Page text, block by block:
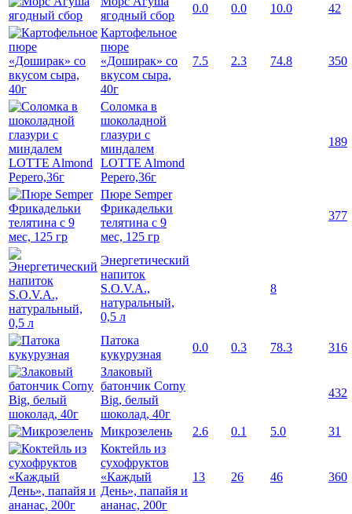
ягодный сбор
0.0 0.0 10.0
42
Картофельное
пюре
«Доширак» со
вкусом сыра,
40г
7.5 2.3 74.8 350
Соломка в
шоколадной
глазури с
миндалем
LOTTE Almond
Pepero,36г
189
Пюре Semper
Фрикадельки
телятина с 9
мес, 125 гр
377
Энергетический
напиток
S.O.V.A.,
натуральный,
0,5 л
8
Патока
кукурузная
0.0 0.3 78.3
316
Злаковый
батончик Corny
Big, белый
шоколад, 40г
432
Микрозелень 2.6 0.1 5.0
31
Коктейль из
сухофруктов
«Каждый
День», папайя и
ананас, 200г
13 26 46 360